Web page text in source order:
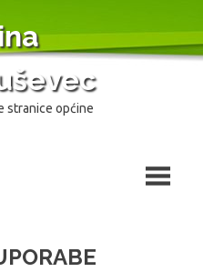
stranice općine